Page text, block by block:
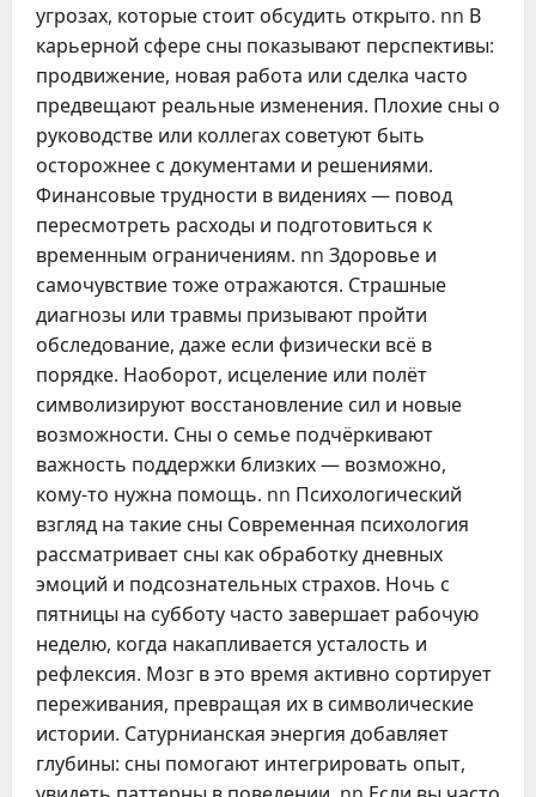
угрозах, которые стоит обсудить открыто. nn В
карьерной сфере сны показывают перспективы:
продвижение, новая работа или сделка часто
предвещают реальные изменения. Плохие сны о
руководстве или коллегах советуют быть
осторожнее с документами и решениями.
Финансовые трудности в видениях — повод
пересмотреть расходы и подготовиться к
временным ограничениям. nn Здоровье и
самочувствие тоже отражаются. Страшные
диагнозы или травмы призывают пройти
обследование, даже если физически всё в
порядке. Наоборот, исцеление или полёт
символизируют восстановление сил и новые
возможности. Сны о семье подчёркивают
важность поддержки близких — возможно,
кому-то нужна помощь. nn Психологический
взгляд на такие сны Современная психология
рассматривает сны как обработку дневных
эмоций и подсознательных страхов. Ночь с
пятницы на субботу часто завершает рабочую
неделю, когда накапливается усталость и
рефлексия. Мозг в это время активно сортирует
переживания, превращая их в символические
истории. Сатурнианская энергия добавляет
глубины: сны помогают интегрировать опыт,